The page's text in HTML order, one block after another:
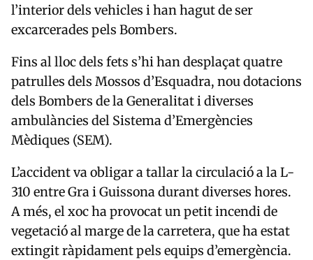
l’interior dels vehicles i han hagut de ser
excarcerades pels Bombers.
Fins al lloc dels fets s’hi han desplaçat quatre
patrulles dels Mossos d’Esquadra, nou dotacions
dels Bombers de la Generalitat i diverses
ambulàncies del Sistema d’Emergències
Mèdiques (SEM).
L’accident va obligar a tallar la circulació a la L-
310 entre Gra i Guissona durant diverses hores.
A més, el xoc ha provocat un petit incendi de
vegetació al marge de la carretera, que ha estat
extingit ràpidament pels equips d’emergència.